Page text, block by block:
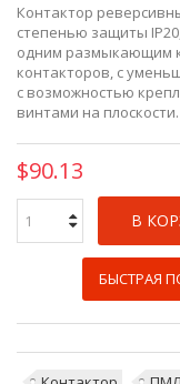
Контактор
степенью защиты
одним размыкающим
контакторов, с
с возможностью
винтами на плоскости.
$90.13
В
БЫСТРАЯ